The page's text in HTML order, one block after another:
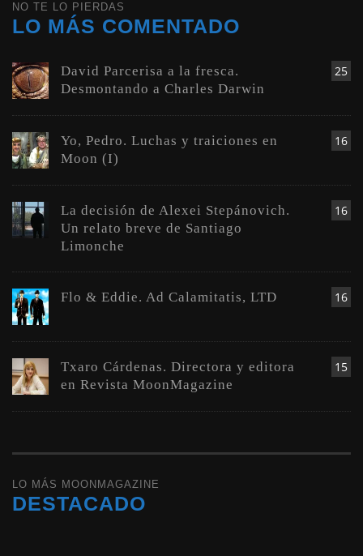
NO TE LO PIERDAS
LO MÁS COMENTADO
25
David Parcerisa a la fresca.
Desmontando a Charles Darwin
16
Yo, Pedro. Luchas y traiciones en
Moon (I)
16
La decisión de Alexei Stepánovich.
Un relato breve de Santiago
Limonche
16
Flo & Eddie. Ad Calamitatis, LTD
15
Txaro Cárdenas. Directora y editora
en Revista MoonMagazine
LO MÁS MOONMAGAZINE
DESTACADO